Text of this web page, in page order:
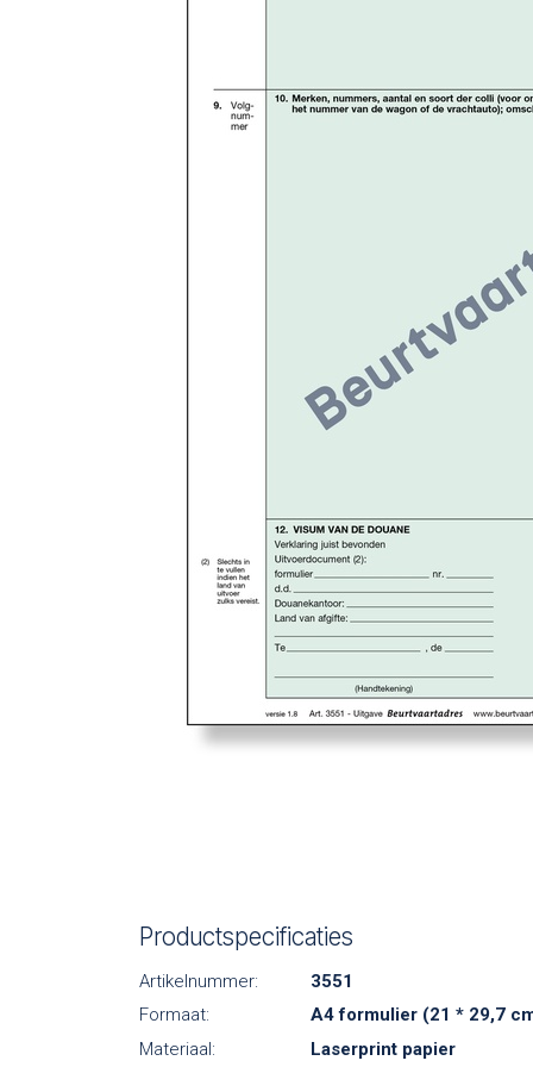
Productspecificaties
Artikelnummer:
3551
Formaat:
A4 formulier (21 * 29,7
Materiaal:
Laserprint papier